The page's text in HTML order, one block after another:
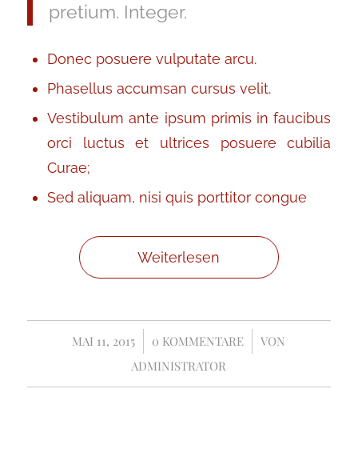
pretium. Integer.
Donec posuere vulputate arcu.
Phasellus accumsan cursus velit.
Vestibulum ante ipsum primis in faucibus
orci luctus et ultrices posuere cubilia
Curae;
Sed aliquam, nisi quis porttitor congue
Weiterlesen
MAI 11, 2015
/ 0 KOMMENTARE
/
VON
ADMINISTRATOR